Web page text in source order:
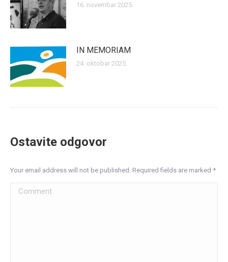
16. novembar 2025.
IN MEMORIAM
24. oktobar 2025.
Ostavite odgovor
Your email address will not be published. Required fields are marked *
Comment